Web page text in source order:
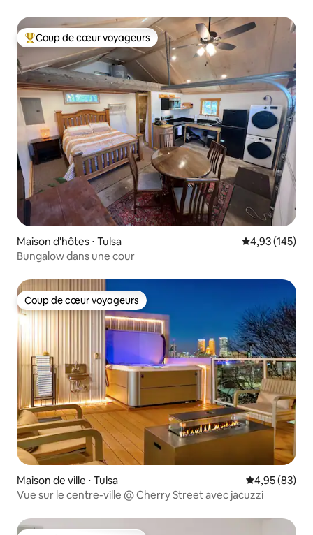
Coups de cœur voyageurs les plus appréciés
Coup de cœur voyageurs
Maison d'hôtes ⋅ Tulsa Évaluation
4,93 (145)
Bungalow dans une cour
Coup de cœur voyageurs
Coup de cœur voyageurs
Maison de ville ⋅ Tulsa Évaluation
4,95 (83)
Vue sur le centre-ville @ Cherry Street avec jacuzzi